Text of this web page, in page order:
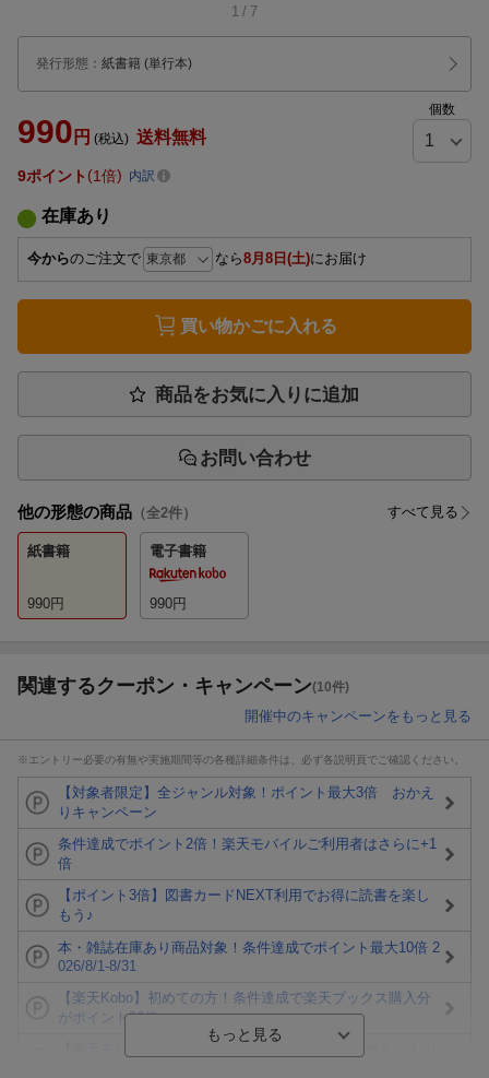
1 / 7
発行形態 ： 紙書籍 (単行本)
990 円 (税込) 送料無料
個数
9ポイント 1倍 内訳
在庫あり
今からのご注文で なら8月8日(土)にお届け
買い物かごに入れる
商品をお気に入りに追加
お問い合わせ
他の形態の商品 （全2件） すべて見る
紙書籍
990円
電子書籍
990円
関連するクーポン・キャンペーン(10件)
開催中のキャンペーンをもっと見る
※エントリー必要の有無や実施期間等の各種詳細条件は、必ず各説明頁でご確認ください。
【対象者限定】全ジャンル対象！ポイント最大3倍 おかえ
りキャンペーン
条件達成でポイント2倍！楽天モバイルご利用者はさらに+1
倍
【ポイント3倍】図書カードNEXT利用でお得に読書を楽し
もう♪
本・雑誌在庫あり商品対象！条件達成でポイント最大10倍 2
026/8/1-8/31
【楽天Kobo】初めての方！条件達成で楽天ブックス購入分
がポイント20倍